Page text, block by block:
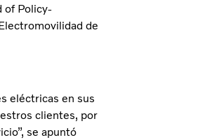
of Policy-
de
eléctricas en sus
clientes, por
se apuntó